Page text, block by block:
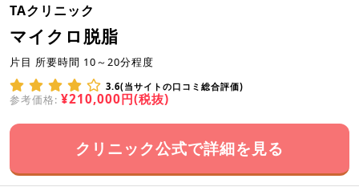
TAクリニック
マイクロ脱脂
片目 所要時間 10～20分程度
3.6(当サイトの口コミ総合評価)
参考価格: ¥210,000円(税抜)
クリニック公式で詳細を見る